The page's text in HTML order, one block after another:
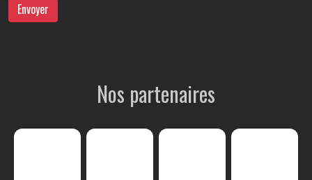
Envoyer
Nos partenaires